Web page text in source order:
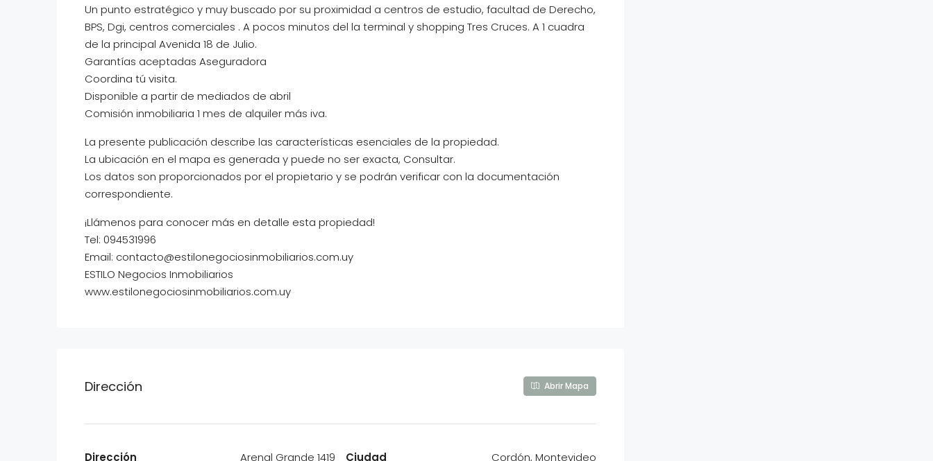
Un punto estratégico y muy buscado por su proximidad a centros de estudio, facultad de Derecho,
BPS, Dgi, centros comerciales . A pocos minutos del la terminal y shopping Tres Cruces. A 1 cuadra
de la principal Avenida 18 de Julio.
Garantías aceptadas Aseguradora
Coordina tú visita.
Disponible a partir de mediados de abril
Comisión inmobiliaria 1 mes de alquiler más iva.
La presente publicación describe las características esenciales de la propiedad.
La ubicación en el mapa es generada y puede no ser exacta, Consultar.
Los datos son proporcionados por el propietario y se podrán verificar con la documentación
correspondiente.
¡Llámenos para conocer más en detalle esta propiedad!
Tel: 094531996
Email: contacto@estilonegociosinmobiliarios.com.uy
ESTILO Negocios Inmobiliarios
www.estilonegociosinmobiliarios.com.uy
Dirección Abrir Mapa
Dirección Arenal Grande 1419 Ciudad Cordón, Montevideo